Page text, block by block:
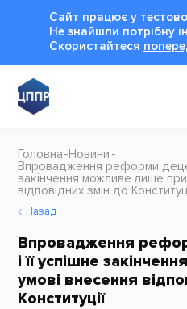
Сайт працює у
Не знайшли потрібну
Cкористайтеся
Головна Новини
Впровадження реформи
закінчення можливе лише
відповідних змін до
Назад
Впровадження
і її успішне
умові внесення
Конституції